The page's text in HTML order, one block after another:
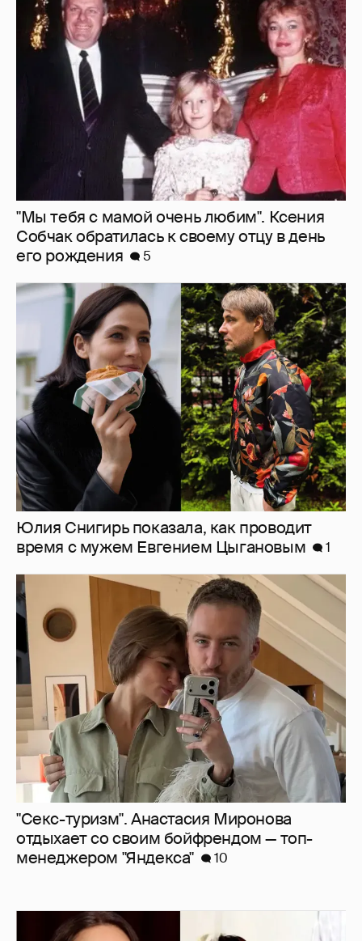
"Мы тебя с мамой очень любим". Ксения
Собчак обратилась к своему отцу в день
его рождения
Юлия Снигирь показала, как проводит
время с мужем Евгением Цыгановым
"Секс-туризм". Анастасия Миронова
отдыхает со своим бойфрендом — топ-
менеджером "Яндекса"
10